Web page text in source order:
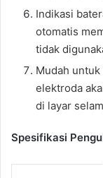
Indikasi
otomatis
tidak
Mudah
elektroda
di layar
Spesifikasi